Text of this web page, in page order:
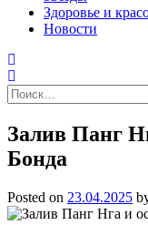
Здоровье и
Новости
Найти:
Залив Панг
Бонда
Posted on 23.04.2025